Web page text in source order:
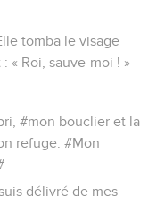
tomba le visage
« Roi, sauve-moi ! »
#mon bouclier et la
refuge. #Mon
délivré de mes